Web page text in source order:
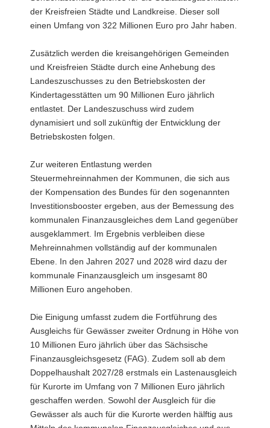
der Kreisfreien Städte und Landkreise. Dieser soll
einen Umfang von 322 Millionen Euro pro Jahr haben.
Zusätzlich werden die kreisangehörigen Gemeinden
und Kreisfreien Städte durch eine Anhebung des
Landeszuschusses zu den Betriebskosten der
Kindertagesstätten um 90 Millionen Euro jährlich
entlastet. Der Landeszuschuss wird zudem
dynamisiert und soll zukünftig der Entwicklung der
Betriebskosten folgen.
Zur weiteren Entlastung werden
Steuermehreinnahmen der Kommunen, die sich aus
der Kompensation des Bundes für den sogenannten
Investitionsbooster ergeben, aus der Bemessung des
kommunalen Finanzausgleiches dem Land gegenüber
ausgeklammert. Im Ergebnis verbleiben diese
Mehreinnahmen vollständig auf der kommunalen
Ebene. In den Jahren 2027 und 2028 wird dazu der
kommunale Finanzausgleich um insgesamt 80
Millionen Euro angehoben.
Die Einigung umfasst zudem die Fortführung des
Ausgleichs für Gewässer zweiter Ordnung in Höhe von
10 Millionen Euro jährlich über das Sächsische
Finanzausgleichsgesetz (FAG). Zudem soll ab dem
Doppelhaushalt 2027/28 erstmals ein Lastenausgleich
für Kurorte im Umfang von 7 Millionen Euro jährlich
geschaffen werden. Sowohl der Ausgleich für die
Gewässer als auch für die Kurorte werden hälftig aus